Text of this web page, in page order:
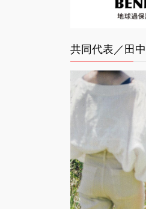
共同代表／田